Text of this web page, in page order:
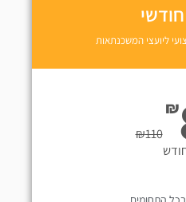
חודשי
ליועצי המשכנתאות
₪110
₪